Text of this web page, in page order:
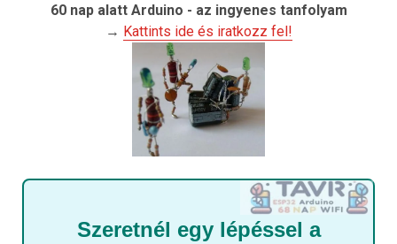
60 nap alatt Arduino - az ingyenes tanfolyam
→ Kattints ide és iratkozz fel!
Szeretnél egy lépéssel a